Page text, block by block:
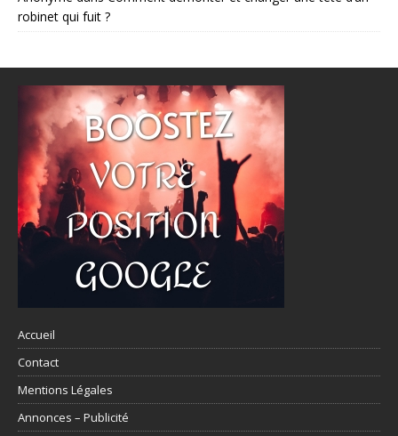
robinet qui fuit ?
Accueil
Contact
Mentions Légales
Annonces – Publicité